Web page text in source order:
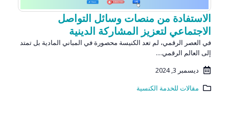
الاستفادة من منصات وسائل التواصل
الاجتماعي لتعزيز المشاركة الدينية
في العصر الرقمي، لم تعد الكنيسة محصورة في المباني المادية بل تمتد
إلى العالم الرقمي....
ديسمبر 3, 2024
مقالات للخدمة الكنسية